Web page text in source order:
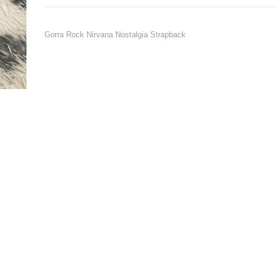
Gorra Rock Nirvana Nostalgia Strapback